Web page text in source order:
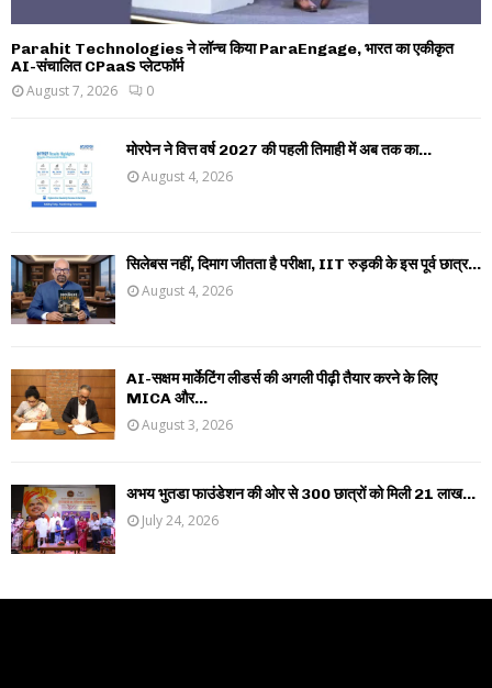
Parahit Technologies ने लॉन्च किया ParaEngage, भारत का एकीकृत
AI-संचालित CPaaS प्लेटफॉर्म
August 7, 2026
0
मोरपेन ने वित्त वर्ष 2027 की पहली तिमाही में अब तक का...
August 4, 2026
सिलेबस नहीं, दिमाग जीतता है परीक्षा, IIT रुड़की के इस पूर्व छात्र...
August 4, 2026
AI-सक्षम मार्केटिंग लीडर्स की अगली पीढ़ी तैयार करने के लिए
MICA और...
August 3, 2026
अभय भुतडा फाउंडेशन की ओर से 300 छात्रों को मिली 21 लाख...
July 24, 2026